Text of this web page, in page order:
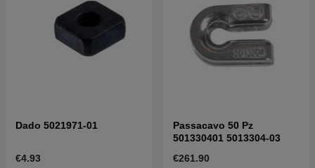
Dado 5021971-01
€4.93
Passacavo 50 Pz
501330401 5013304-03
€261.90